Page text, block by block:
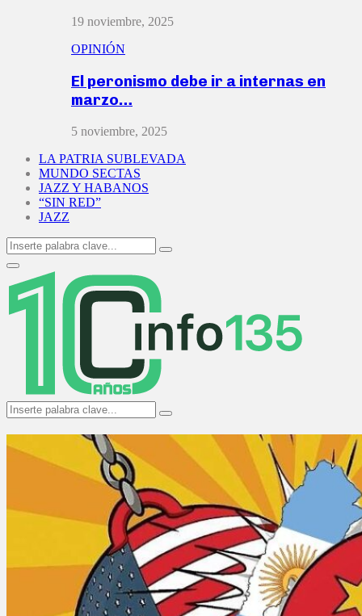
19 noviembre, 2025
OPINIÓN
El peronismo debe ir a internas en
marzo…
5 noviembre, 2025
LA PATRIA SUBLEVADA
MUNDO SECTAS
JAZZ Y HABANOS
“SIN RED”
JAZZ
Search
for:
Search
Primary
Menu
Search
for:
Search